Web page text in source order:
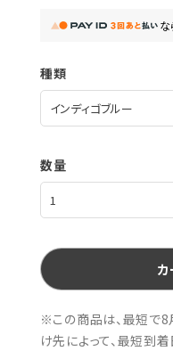
な
種類
数量
カ
※この商品は、最短で
け先によって、最短到